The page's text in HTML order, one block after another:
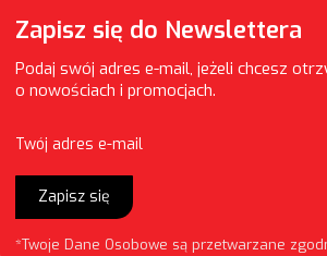
Zapisz się do Newslettera
Podaj swój adres e-mail, jeżeli chcesz
o nowościach i promocjach.
Twój adres e-mail
Zapisz się
*Twoje Dane Osobowe są przetwarzane